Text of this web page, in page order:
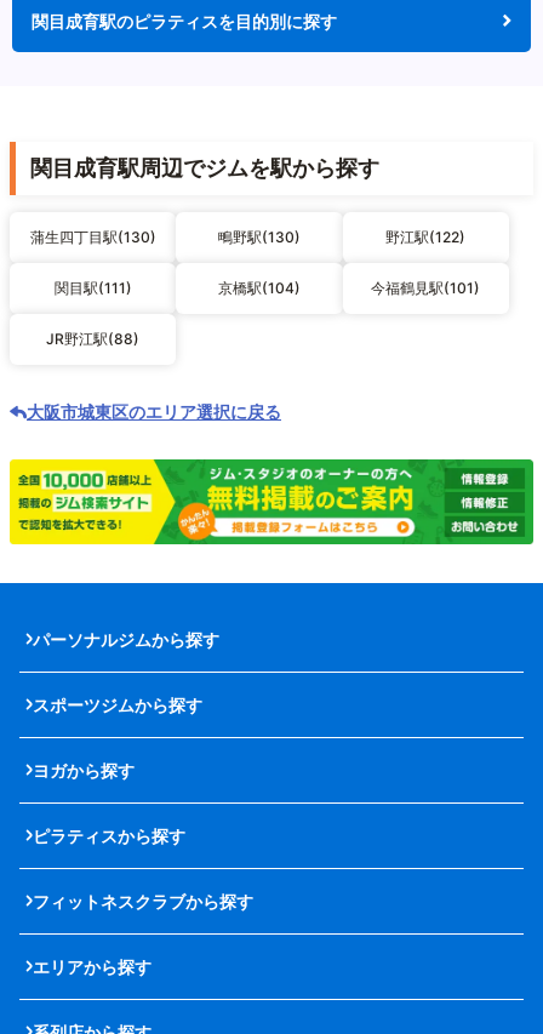
関目成育駅のピラティスを目的別に探す
関目成育駅周辺でジムを駅から探す
蒲生四丁目駅(130) 鴫野駅(130) 野江駅(122)
関目駅(111) 京橋駅(104) 今福鶴見駅(101)
JR野江駅(88)
大阪市城東区のエリア選択に戻る
パーソナルジムから探す
スポーツジムから探す
ヨガから探す
ピラティスから探す
フィットネスクラブから探す
エリアから探す